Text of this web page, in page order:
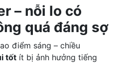
– nỗi lo có
quá đáng sợ
điểm sáng – chiều
tốt ít bị ảnh hưởng tiếng